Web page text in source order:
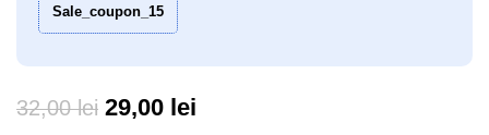
Sale_coupon_15
32,00lei Prețul
29,00 lei